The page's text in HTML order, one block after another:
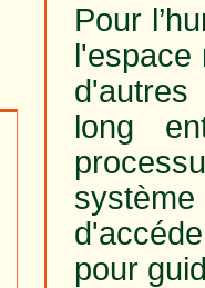
Pour
l'espace
long
pour